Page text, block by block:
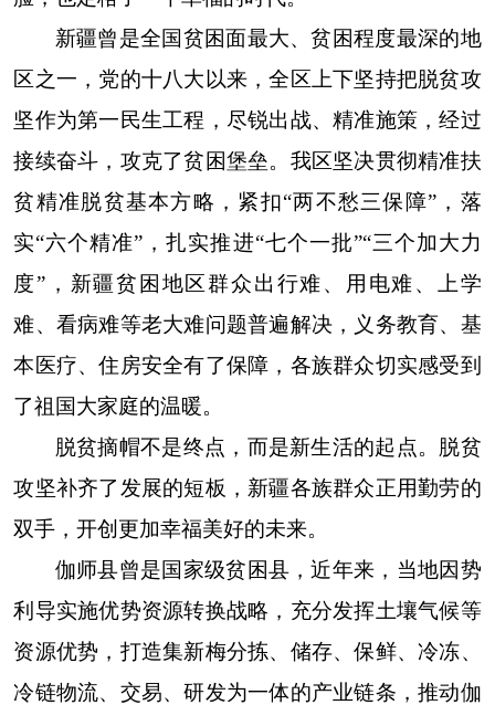
新疆曾是全国贫困面最大、贫困程度最深的地
区之一，党的十八大以来，全区上下坚持把脱贫攻
坚作为第一民生工程，尽锐出战、精准施策，经过
接续奋斗，攻克了贫困堡垒。我区坚决贯彻精准扶
贫精准脱贫基本方略，紧扣“两不愁三保障”，落
实“六个精准”，扎实推进“七个一批”“三个加大力
度”，新疆贫困地区群众出行难、用电难、上学
难、看病难等老大难问题普遍解决，义务教育、基
本医疗、住房安全有了保障，各族群众切实感受到
了祖国大家庭的温暖。
脱贫摘帽不是终点，而是新生活的起点。脱贫
攻坚补齐了发展的短板，新疆各族群众正用勤劳的
双手，开创更加幸福美好的未来。
伽师县曾是国家级贫困县，近年来，当地因势
利导实施优势资源转换战略，充分发挥土壤气候等
资源优势，打造集新梅分拣、储存、保鲜、冷冻、
冷链物流、交易、研发为一体的产业链条，推动伽